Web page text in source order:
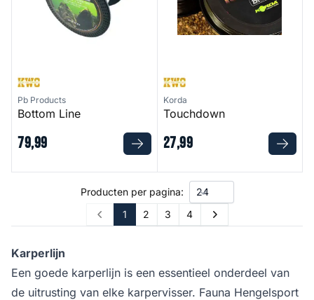
Pb Products
Bottom Line
79,99
Korda
Touchdown
27,99
Producten per pagina:
Prev 1 2 3 4 Next
Karperlijn
Een goede karperlijn is een essentieel onderdeel van
de uitrusting van elke karpervisser. Fauna Hengelsport